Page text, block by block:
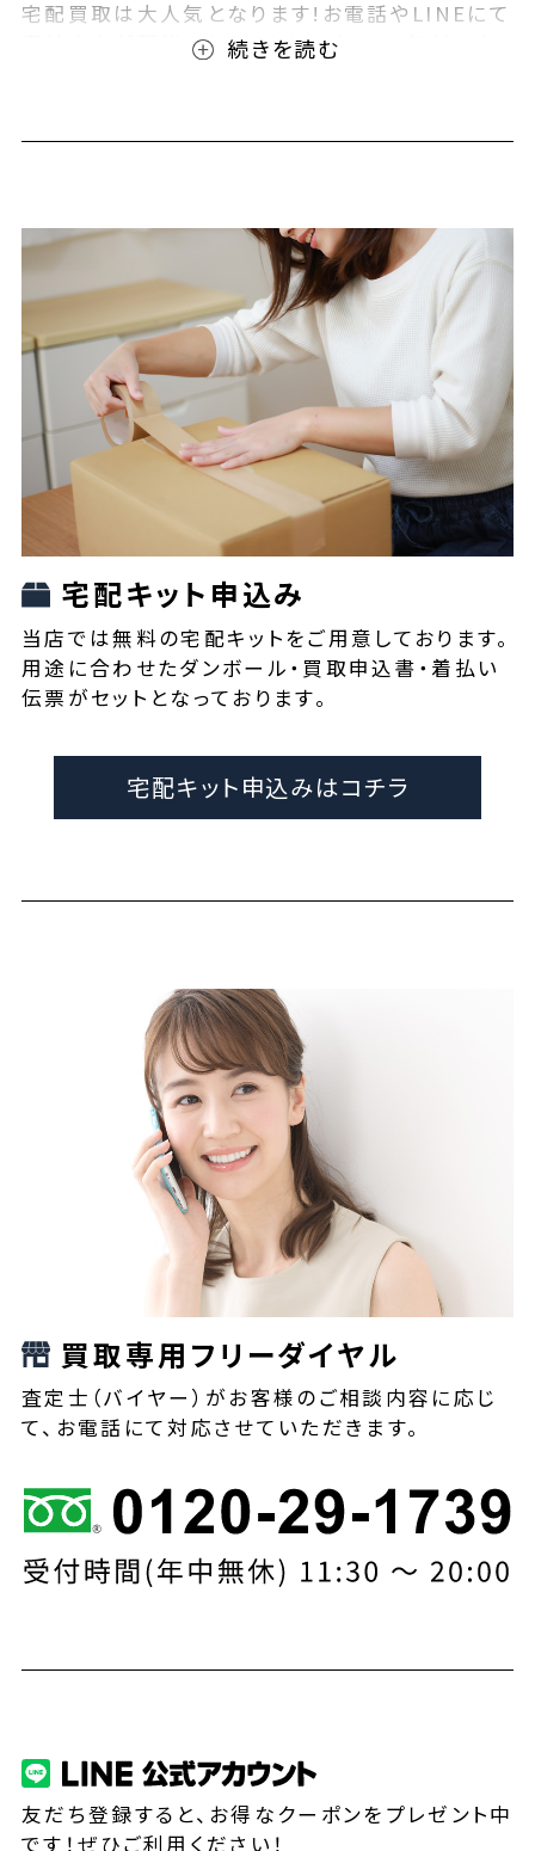
宅配買取は大人気となります!お電話やLINEにて
事前査定が可能となっております！また無料の宅
宅配キット申込み
当店では無料の宅配キットをご用意しております。
用途に合わせたダンボール・買取申込書・着払い
伝票がセットとなっております。
宅配キット申込みはコチラ
買取専用フリーダイヤル
査定士（バイヤー）がお客様のご相談内容に応じ
て、お電話にて対応させていただきます。
友だち登録すると、お得なクーポンをプレゼント中
です！ぜひご利用ください！